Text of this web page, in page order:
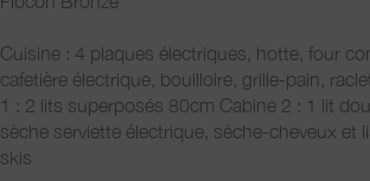
Cuisine : 4 plaques électriques, hotte, four
cafetière électrique, bouilloire, grille-pain,
1 : 2 lits superposés 80cm Cabine 2 : 1 lit
sèche serviette électrique, sèche-cheveux et
skis